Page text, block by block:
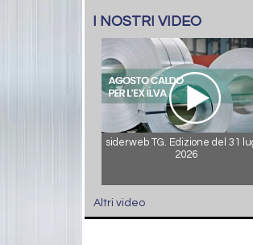
I NOSTRI VIDEO
siderweb TG. Edizione del 31
2026
Altri video